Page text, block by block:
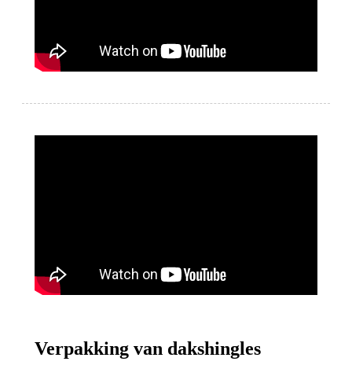
Verpakking van dakshingles